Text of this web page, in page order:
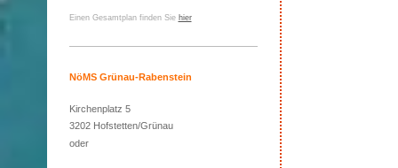
Einen Gesamtplan finden Sie hier
NöMS Grünau-Rabenstein
Kirchenplatz 5
3202 Hofstetten/Grünau
oder